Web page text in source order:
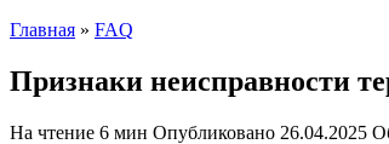
Главная » FAQ
Признаки неисправности
На чтение 6 мин Опубликовано 26.04.2025